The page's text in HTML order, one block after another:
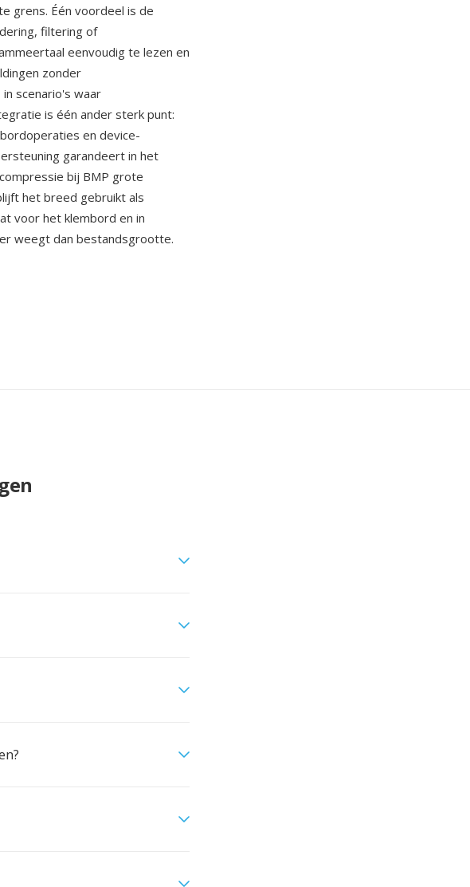
grens. Één voordeel is de
filtering of
eenvoudig te lezen en
zonder
scenario's waar
is één ander sterk punt:
en device-
garandeert in het
bij BMP grote
het breed gebruikt als
voor het klembord en in
weegt dan bestandsgrootte.